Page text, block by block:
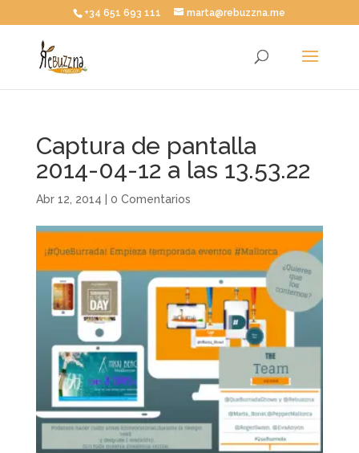
+34 651 693 111 marta@rebuzzna.me
Captura de pantalla
2014-04-12 a las 13.53.22
Abr 12, 2014 0 Comentarios